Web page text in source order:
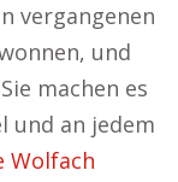
vergangenen
und
machen es
und an jedem
Wolfach